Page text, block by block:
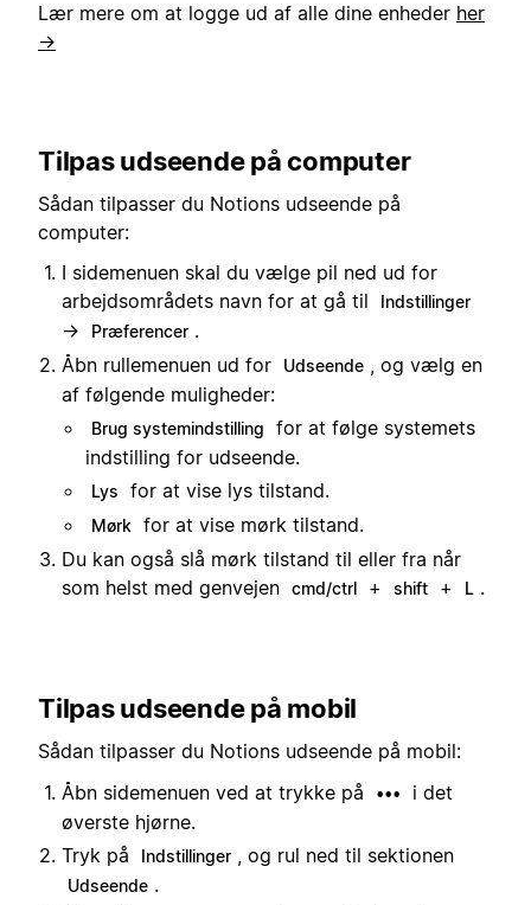
Lær mere om at logge ud af alle dine enheder her
→
Tilpas udseende på computer
Sådan tilpasser du Notions udseende på
computer:
I sidemenuen skal du vælge pil ned ud for
arbejdsområdets navn for at gå til
Indstillinger
→ Præferencer .
Åbn rullemenuen ud for
Udseende , og vælg en
af følgende muligheder:
Brug systemindstilling
for at følge systemets
indstilling for udseende.
Lys for at vise lys tilstand.
Mørk for at vise mørk tilstand.
Du kan også slå mørk tilstand til eller fra når
som helst med genvejen cmd/ctrl + shift + L .
Tilpas udseende på mobil
Sådan tilpasser du Notions udseende på mobil:
Åbn sidemenuen ved at trykke på
•••
i det
øverste hjørne.
Tryk på
Indstillinger , og rul ned til sektionen
Udseende .